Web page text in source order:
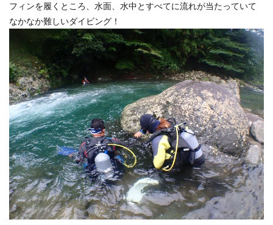
フィンを履くところ、水面、水中とすべてに流れが当たっていて
なかなか難しいダイビング！